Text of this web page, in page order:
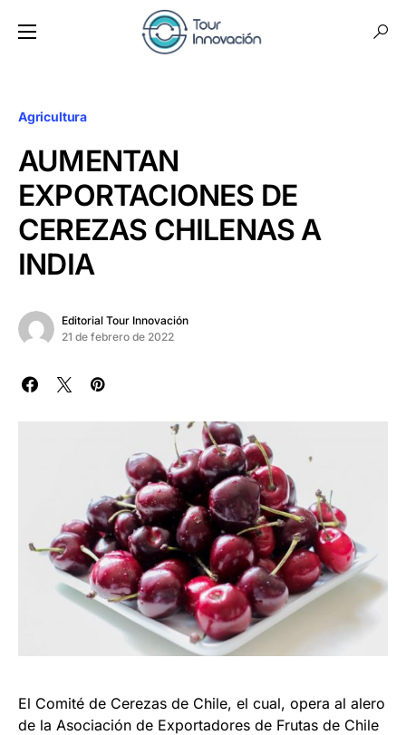
Agricultura
AUMENTAN
EXPORTACIONES DE
CEREZAS CHILENAS A
INDIA
Editorial Tour Innovación
21 de febrero de 2022
El Comité de Cerezas de Chile, el cual, opera al alero
de la Asociación de Exportadores de Frutas de Chile